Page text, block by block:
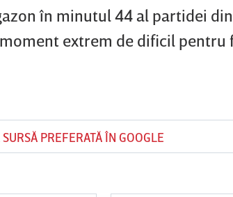
în minutul 44 al partidei
extrem de dificil pentru
SURSĂ PREFERATĂ ÎN GOOGLE